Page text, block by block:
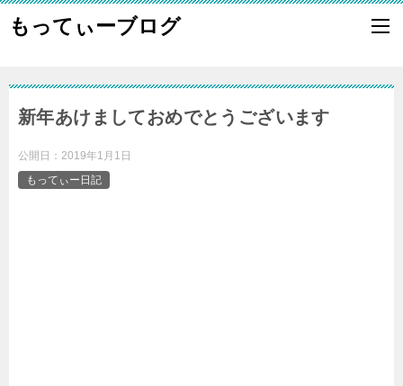
もってぃーブログ
新年あけましておめでとうございます
公開日： 2019年1月1日
もってぃー日記